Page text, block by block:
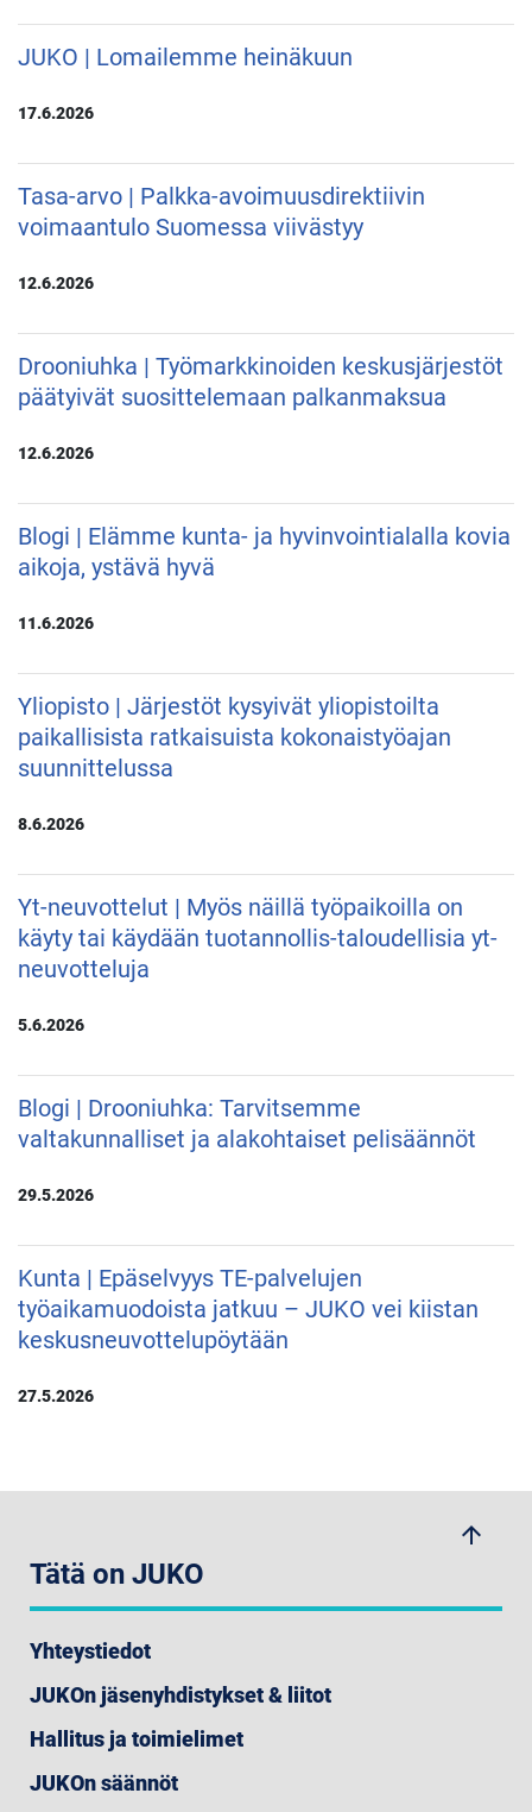
JUKO | Lomailemme heinäkuun
17.6.2026
Tasa-arvo | Palkka-avoimuusdirektiivin
voimaantulo Suomessa viivästyy
12.6.2026
Drooniuhka | Työmarkkinoiden keskusjärjestöt
päätyivät suosittelemaan palkanmaksua
12.6.2026
Blogi | Elämme kunta- ja hyvinvointialalla kovia
aikoja, ystävä hyvä
11.6.2026
Yliopisto | Järjestöt kysyivät yliopistoilta
paikallisista ratkaisuista kokonaistyöajan
suunnittelussa
8.6.2026
Yt-neuvottelut | Myös näillä työpaikoilla on
käyty tai käydään tuotannollis-taloudellisia yt-
neuvotteluja
5.6.2026
Blogi | Drooniuhka: Tarvitsemme
valtakunnalliset ja alakohtaiset pelisäännöt
29.5.2026
Kunta | Epäselvyys TE-palvelujen
työaikamuodoista jatkuu – JUKO vei kiistan
keskusneuvottelupöytään
27.5.2026
arrow_upwards
Tätä on JUKO
Yhteystiedot
JUKOn jäsenyhdistykset & liitot
Hallitus ja toimielimet
JUKOn säännöt